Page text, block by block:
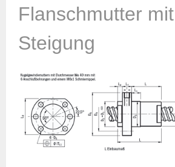
Flanschmutter
Steigung